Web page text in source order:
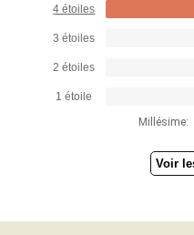
4 étoiles
3 étoiles
2 étoiles
1 étoile
Millésime:
Voir